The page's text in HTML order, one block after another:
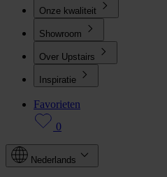
Onze kwaliteit
Showroom
Over Upstairs
Inspiratie
Favorieten
0
Nederlands